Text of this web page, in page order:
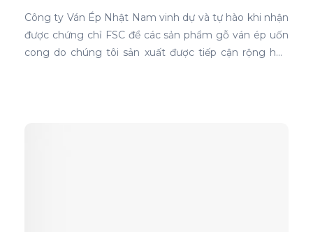
Công ty Ván Ép Nhật Nam vinh dự và tự hào khi nhận
được chứng chỉ FSC để các sản phẩm gỗ ván ép uốn
cong do chúng tôi sản xuất được tiếp cận rộng hơn